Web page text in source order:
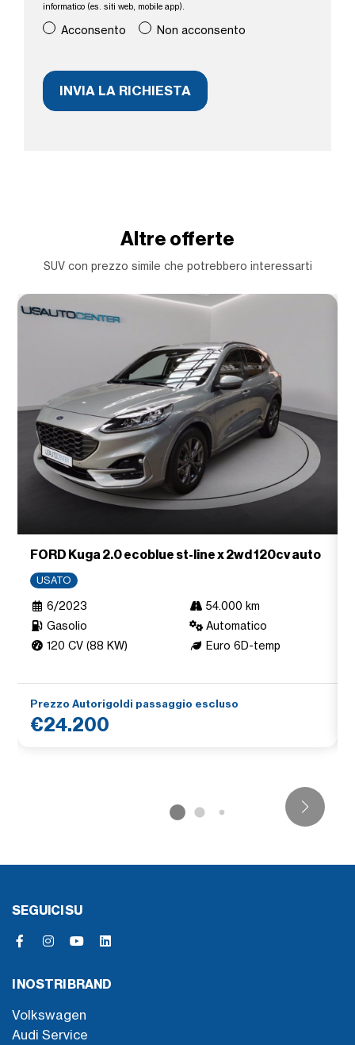
informatico (es. siti web, mobile app).
Acconsento Non acconsento
Altre offerte
SUV con prezzo simile che potrebbero interessarti
FORD Kuga 2.0 ecoblue st-line x 2wd 120cv auto
USATO
6/2023
54.000 km
Gasolio
Automatico
120 CV (88 KW)
Euro 6D-temp
Prezzo Autorigoldi passaggio escluso
€24.200
SEGUICI SU
I NOSTRI BRAND
Volkswagen
Audi Service